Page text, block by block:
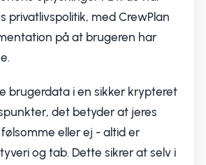
privatlivspolitik, med CrewPlan
på at brugeren har
brugerdata i en sikker krypteret
det betyder at jeres
eller ej - altid er
og tab. Dette sikrer at selv i